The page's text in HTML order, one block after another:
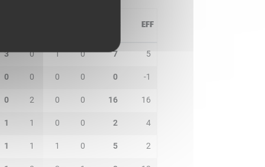
EFF
3 0 1 0 7 5
0 0 0 0 0 -1
0 2 0 0 16 16
1 1 0 0 2 4
1 1 1 0 5 2